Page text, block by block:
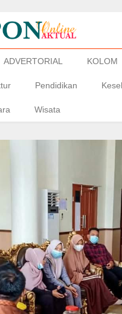
ADVERTORIAL KOLOM
Pendidikan
Wisata